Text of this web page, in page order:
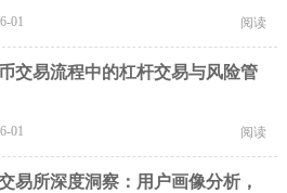
01 阅读
交易流程中的杠杆交易与风险管
01 阅读
易所深度洞察：用户画像分析，